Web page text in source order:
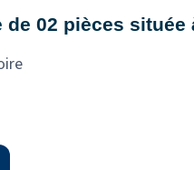
de 02 pièces située